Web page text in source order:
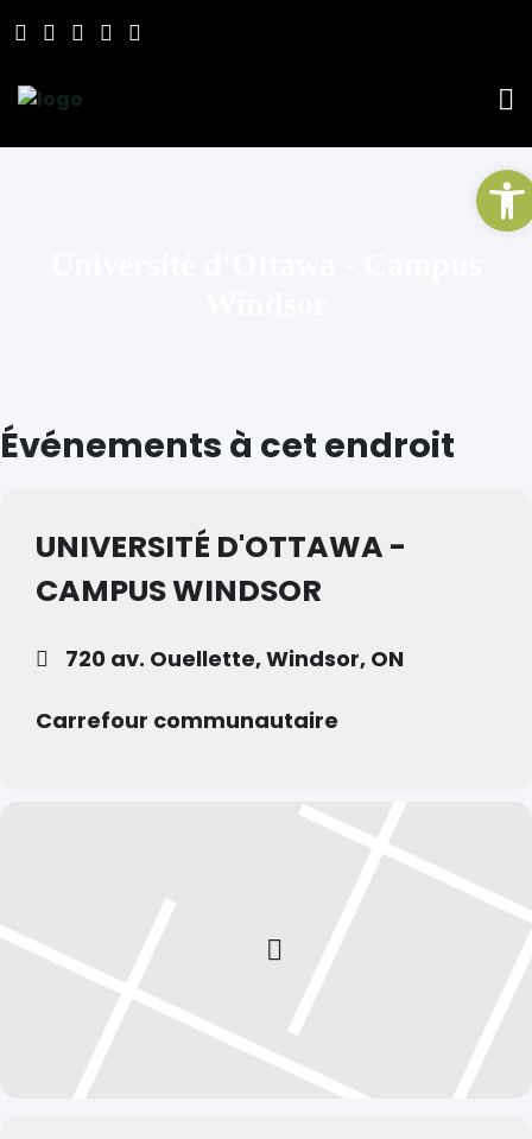
Événements à cet endroit
UNIVERSITÉ D'OTTAWA -
CAMPUS WINDSOR
720 av. Ouellette, Windsor, ON
Carrefour communautaire